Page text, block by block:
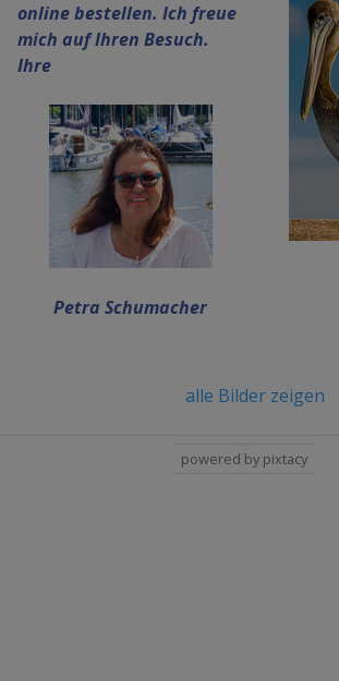
online bestellen. Ich freue
mich auf Ihren Besuch.
Ihre
Petra Schumacher
alle Bilder zeigen
powered by pixtacy